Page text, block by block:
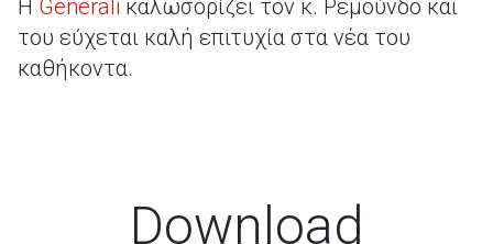
Η Generali καλωσορίζει τον κ. Ρεμούνδο και
του εύχεται καλή επιτυχία στα νέα του
καθήκοντα.
Download